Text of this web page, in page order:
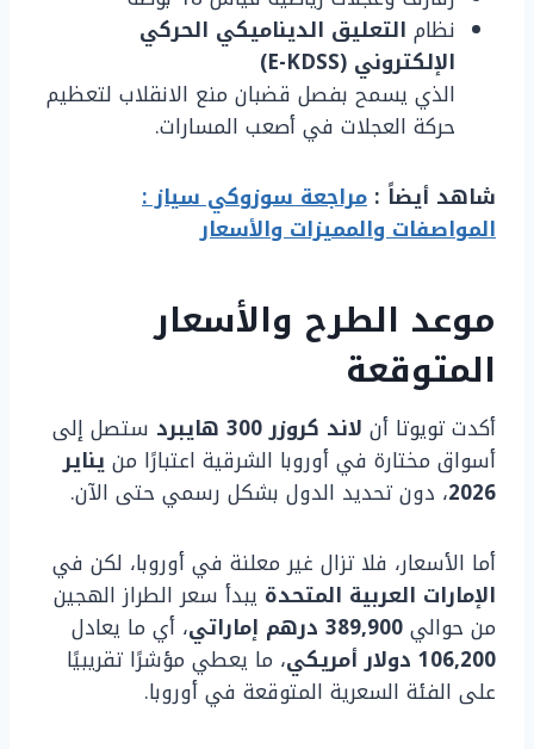
نظام التعليق الديناميكي الحركي
الإلكتروني (E-KDSS)
الذي يسمح بفصل قضبان منع الانقلاب لتعظيم
حركة العجلات في أصعب المسارات.
شاهد أيضاً : مراجعة سوزوكي سياز :
المواصفات والمميزات والأسعار
موعد الطرح والأسعار
المتوقعة
أكدت تويوتا أن لاند كروزر 300 هايبرد
ستصل إلى
أسواق مختارة في أوروبا الشرقية اعتبارًا منيناير
2026، دون تحديد الدول بشكل رسمي حتى الآن.
أما الأسعار، فلا تزال غير معلنة في أوروبا، لكن في
الإمارات العربية المتحدة يبدأ سعر الطراز الهجين
من حوالي389,900 درهم إماراتي
، أي ما يعادل
106,200 دولار أمريكي
، ما يعطي مؤشرًا تقريبيًا
على الفئة السعرية المتوقعة في أوروبا.